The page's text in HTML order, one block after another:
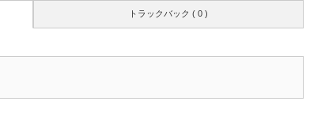
トラックバック ( 0 )